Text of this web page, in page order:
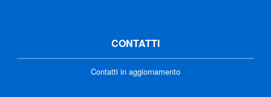
CONTATTI
Contatti in aggiornamento